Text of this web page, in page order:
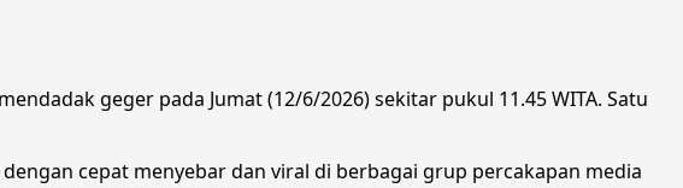
geger pada Jumat (12/6/2026) sekitar pukul 11.45 WITA. Satu
cepat menyebar dan viral di berbagai grup percakapan media